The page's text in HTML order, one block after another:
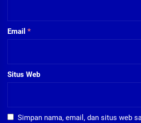
Email *
Situs Web
Simpan nama, email, dan situs web